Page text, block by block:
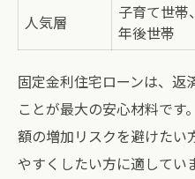
人気層
子育て世帯
年後世帯
固定金利住宅ローンは、返
ことが最大の安心材料で
額の増加リスクを避けたい
やすくしたい方に適してい